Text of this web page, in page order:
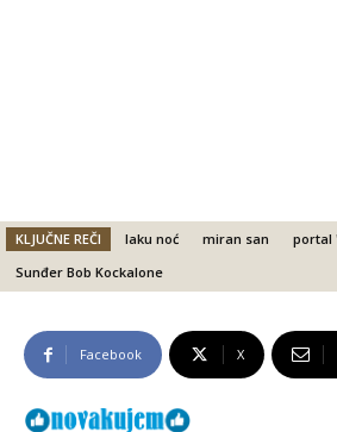
KLJUČNE REČI laku noć miran san
portal
Sunđer Bob Kockalone
Facebook X